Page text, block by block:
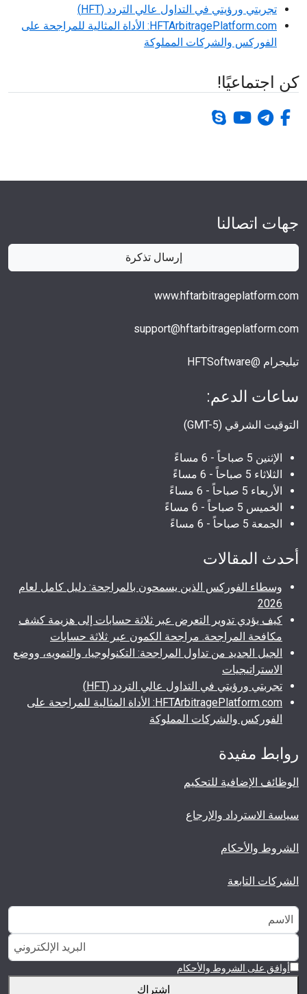
تجربتي ورؤيتي في التداول عالي التردد (HFT)
HFTArbitragePlatform.com: الأداة المثالية للمراجحة على
الفوركس والشركات المملوكة
كن اجتماعيًا!
فيس بوك-ف
برقيةيوتيوبسكايب
جهات اتصالنا
إرسال تذكرة
www.hftarbitrageplatform.com
support@hftarbitrageplatform.com
تيليجرام @HFTSoftware
ساعات الدعم:
التوقيت الشرقي (GMT-5)
الإثنين 5 صباحاً - 6 مساءً
الثلاثاء 5 صباحاً - 6 مساءً
الأربعاء 5 صباحاً - 6 مساءً
الخميس 5 صباحاً - 6 مساءً
الجمعة 5 صباحاً - 6 مساءً
أحدث المقالات
وسطاء الفوركس الذين يسمحون بالمراجحة: دليل كامل لعام
2026
كيف يؤدي تدوير التعرض عبر ثلاثة حسابات إلى هزيمة كشف
مكافحة المراجحة. مراجحة الكمون عبر ثلاثة حسابات
الجيل الجديد من تداول المراجحة: التكنولوجيا، والتمويه، ووضع
الاستراتيجيات
تجربتي ورؤيتي في التداول عالي التردد (HFT)
HFTArbitragePlatform.com: الأداة المثالية للمراجحة على
الفوركس والشركات المملوكة
روابط مفيدة
الوظائف الإضافية للتحكيم
سياسة الاسترداد والإرجاع
الشروط والأحكام
الشركات التابعة
أوافق على الشروط والأحكام
اشتراك